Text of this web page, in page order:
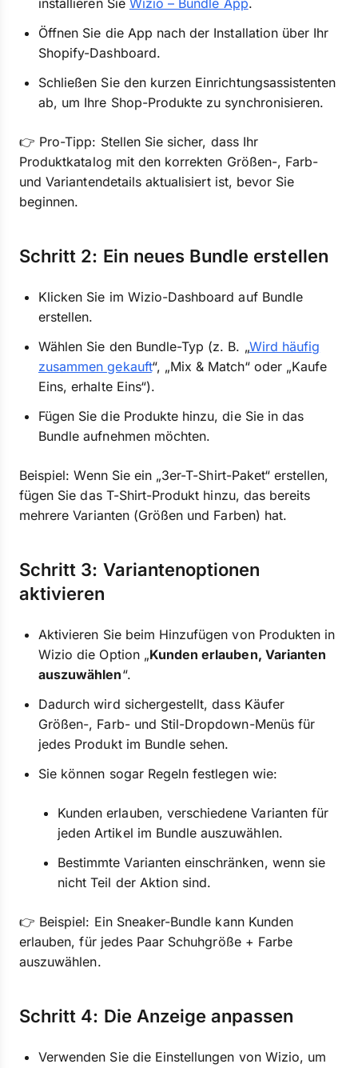
installieren Sie Wizio – Bundle App.
Öffnen Sie die App nach der Installation über Ihr
Shopify-Dashboard.
Schließen Sie den kurzen Einrichtungsassistenten
ab, um Ihre Shop-Produkte zu synchronisieren.
👉 Pro-Tipp: Stellen Sie sicher, dass Ihr
Produktkatalog mit den korrekten Größen-, Farb-
und Variantendetails aktualisiert ist, bevor Sie
beginnen.
Schritt 2: Ein neues Bundle erstellen
Klicken Sie im Wizio-Dashboard auf Bundle
erstellen.
Wählen Sie den Bundle-Typ (z. B. „Wird häufig
zusammen gekauft“, „Mix & Match“ oder „Kaufe
Eins, erhalte Eins“).
Fügen Sie die Produkte hinzu, die Sie in das
Bundle aufnehmen möchten.
Beispiel: Wenn Sie ein „3er-T-Shirt-Paket“ erstellen,
fügen Sie das T-Shirt-Produkt hinzu, das bereits
mehrere Varianten (Größen und Farben) hat.
Schritt 3: Variantenoptionen
aktivieren
Aktivieren Sie beim Hinzufügen von Produkten in
Wizio die Option „Kunden erlauben, Varianten
auszuwählen“.
Dadurch wird sichergestellt, dass Käufer
Größen-, Farb- und Stil-Dropdown-Menüs für
jedes Produkt im Bundle sehen.
Sie können sogar Regeln festlegen wie:
Kunden erlauben, verschiedene Varianten für
jeden Artikel im Bundle auszuwählen.
Bestimmte Varianten einschränken, wenn sie
nicht Teil der Aktion sind.
👉 Beispiel: Ein Sneaker-Bundle kann Kunden
erlauben, für jedes Paar Schuhgröße + Farbe
auszuwählen.
Schritt 4: Die Anzeige anpassen
Verwenden Sie die Einstellungen von Wizio, um